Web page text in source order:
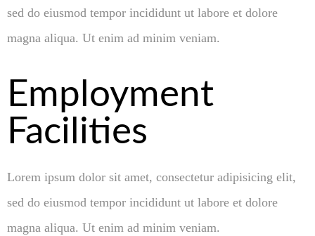
sed do eiusmod tempor incididunt ut labore et dolore
magna aliqua. Ut enim ad minim veniam.
Employment
Facilities
Lorem ipsum dolor sit amet, consectetur adipisicing elit,
sed do eiusmod tempor incididunt ut labore et dolore
magna aliqua. Ut enim ad minim veniam.